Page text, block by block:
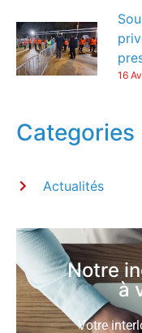
16
Categories
Actualités
Notre
à
Votre